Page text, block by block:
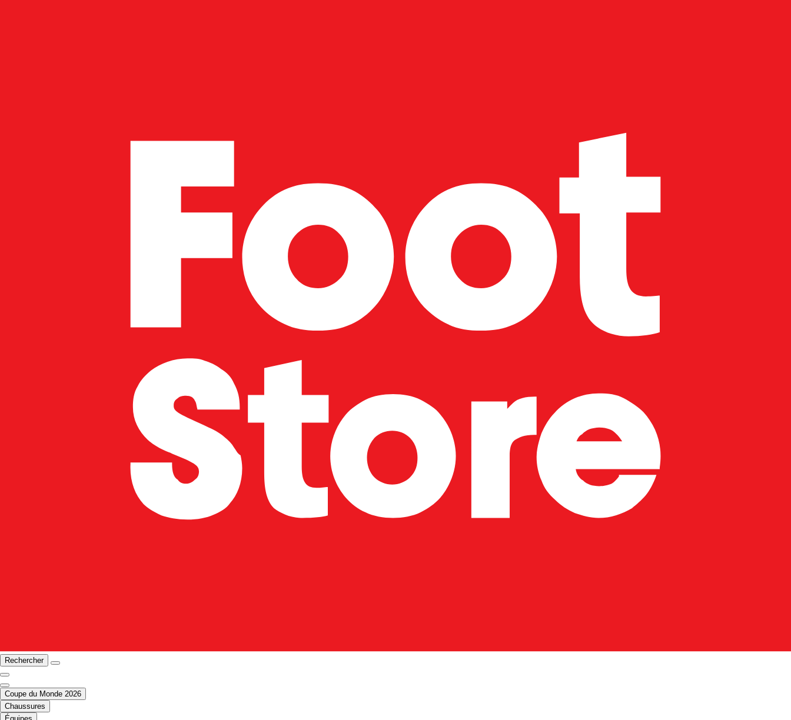
Rechercher
Coupe du Monde 2026
Chaussures